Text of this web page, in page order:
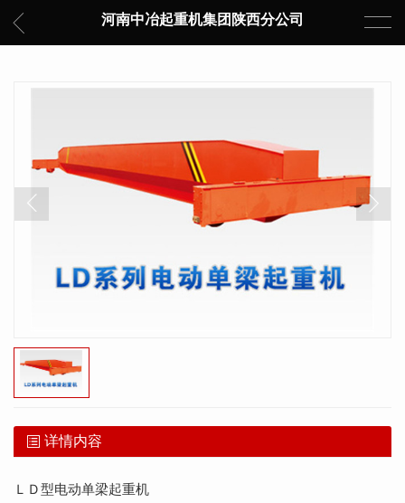
河南中冶起重机集团陕西分公司
详情内容
ＬＤ型电动单梁起重机